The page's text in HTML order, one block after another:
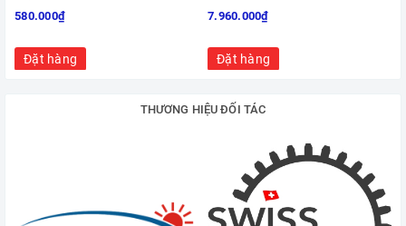
580.000₫
Đặt hàng
7.960.000₫
Đặt hàng
THƯƠNG HIỆU ĐỐI TÁC